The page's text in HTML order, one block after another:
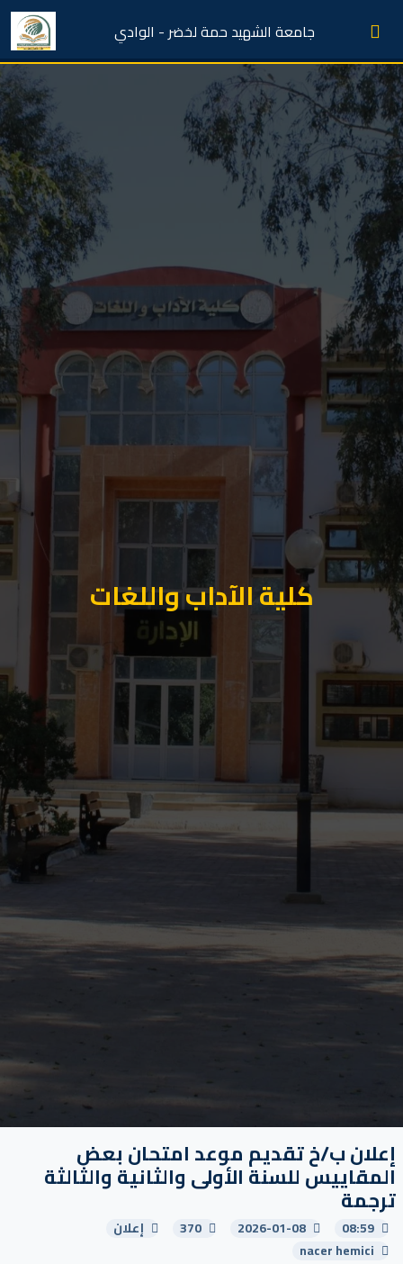
جامعة الشهيد حمة لخضر - الوادي
كلية الآداب واللغات
إعلان ب/خ تقديم موعد امتحان بعض
المقاييس للسنة الأولى والثانية والثالثة
ترجمة
08:59
2026-01-08
370
إعلان
nacer hemici